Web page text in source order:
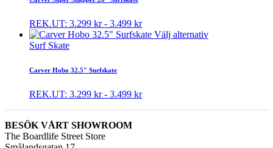
REK.UT: 3.299 kr- 3.499 kr
Välj alternativ
Surf Skate
Carver Hobo 32.5″ Surfskate
REK.UT: 3.299 kr- 3.499 kr
BESÖK VÅRT SHOWROOM
The Boardlife Street Store